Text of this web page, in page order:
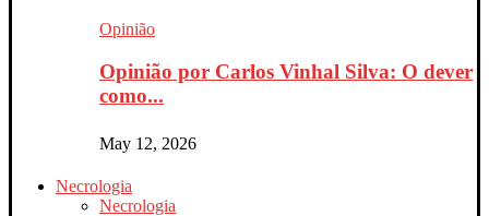
Opinião
Opinião por Carlos Vinhal Silva: O dever
como...
May 12, 2026
Necrologia
Necrologia